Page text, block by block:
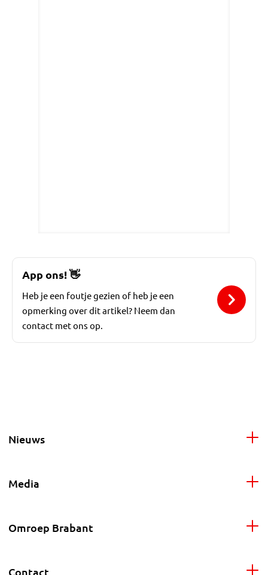
App ons! 👋
Heb je een foutje gezien of heb je een
opmerking over dit artikel? Neem dan
contact met ons op.
Nieuws
Media
Omroep Brabant
Contact